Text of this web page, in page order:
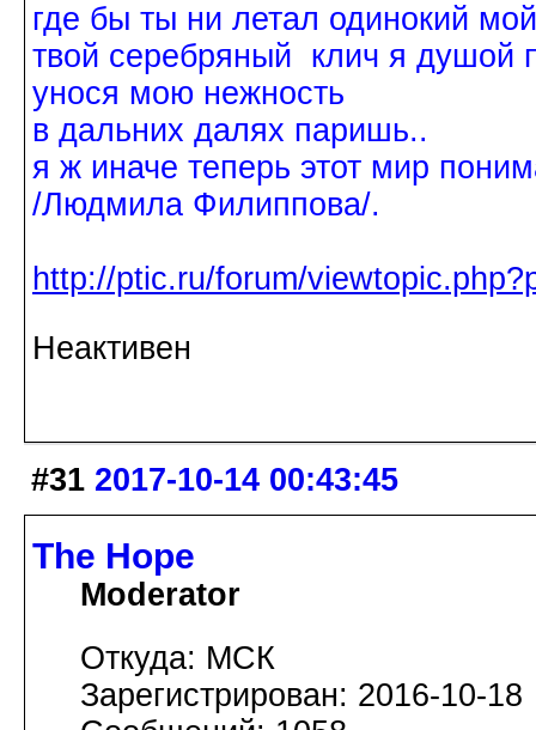
где бы ты ни летал одинокий
твой серебряный клич я душой
унося мою нежность
в дальних далях паришь..
я ж иначе теперь этот мир
/Людмила Филиппова/.
http://ptic.ru/forum/
Неактивен
#31 2017-10-14 00:43:45
The Hope
Moderator
Откуда: МСК
Зарегистрирован: 2016-10-18